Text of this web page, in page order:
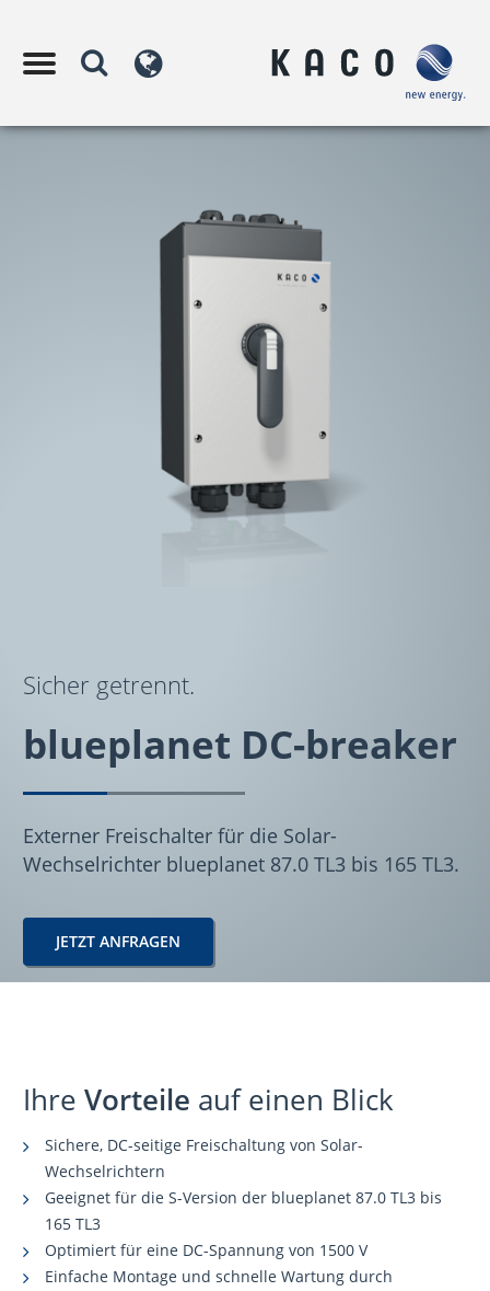
Sicher getrennt.
blueplanet DC-breaker
Externer Freischalter für die Solar-
Wechselrichter blueplanet 87.0 TL3 bis 165 TL3.
JETZT ANFRAGEN
Ihre Vorteile auf einen Blick
Sichere, DC-seitige Freischaltung von Solar-
Wechselrichtern
Geeignet für die S-Version der blueplanet 87.0 TL3 bis
165 TL3
Optimiert für eine DC-Spannung von 1500 V
Einfache Montage und schnelle Wartung durch